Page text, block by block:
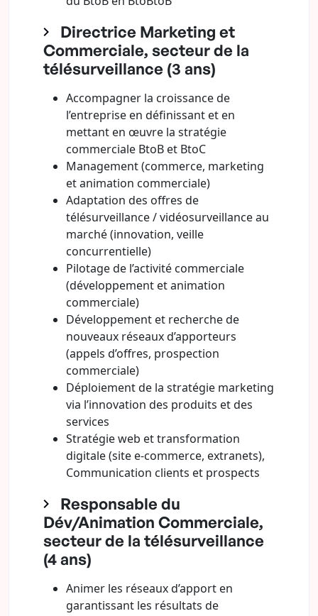
Directrice Marketing et
Commerciale, secteur de la
télésurveillance (3 ans)
Accompagner la croissance de
l’entreprise en définissant et en
mettant en œuvre la stratégie
commerciale BtoB et BtoC
Management (commerce, marketing
et animation commerciale)
Adaptation des offres de
télésurveillance / vidéosurveillance au
marché (innovation, veille
concurrentielle)
Pilotage de l’activité commerciale
(développement et animation
commerciale)
Développement et recherche de
nouveaux réseaux d’apporteurs
(appels d’offres, prospection
commerciale)
Déploiement de la stratégie marketing
via l’innovation des produits et des
services
Stratégie web et transformation
digitale (site e-commerce, extranets),
Communication clients et prospects
Responsable du
Dév/Animation Commerciale,
secteur de la télésurveillance
(4 ans)
Animer les réseaux d’apport en
garantissant les résultats de